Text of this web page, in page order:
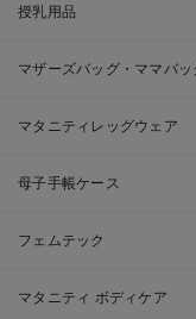
授乳用品
マザーズバッグ・ママバッ
マタニティレッグウェア
母子手帳ケース
フェムテック
マタニティ ボディケア